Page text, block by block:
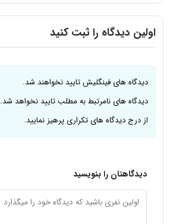
اولین دیدگاه را ثبت کنید
دیدگاه های فینگلیش تایید نخواهند شد.
دیدگاه های نامرتبط به مطلب تایید نخواهد شد.
از درج دیدگاه های تکراری پرهیز نمایید.
دیدگاهتان را بنویسید